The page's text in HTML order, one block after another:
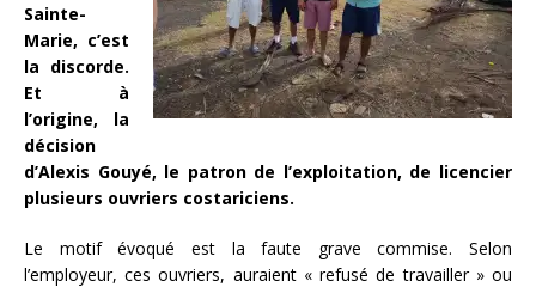
Sainte-
Marie, c’est
la discorde.
Et à
l’origine, la
décision
d’Alexis Gouyé, le patron de l’exploitation, de licencier
plusieurs ouvriers costariciens.
Le motif évoqué est la faute grave commise. Selon
l’employeur, ces ouvriers, auraient « refusé de travailler » ou